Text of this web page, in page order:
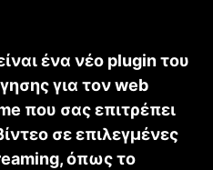
ένα νέo plugin του
για τον web
που σας επιτρέπει
σε επιλεγμένες
όπως το